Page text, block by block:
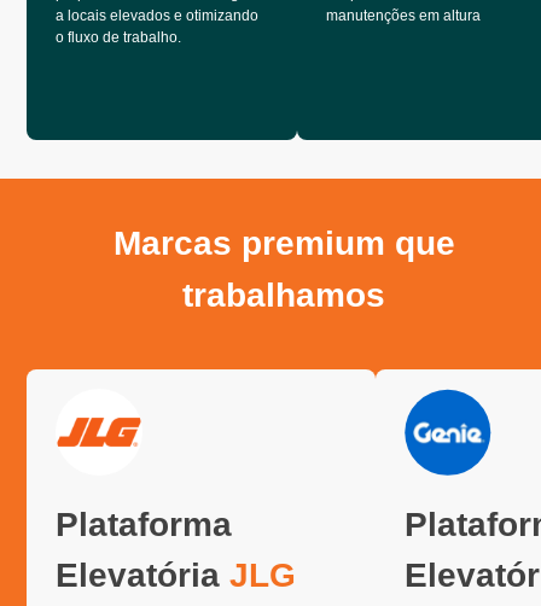
a locais elevados e otimizando
o fluxo de trabalho.
manutenções em altura
Marcas premium que
trabalhamos
Plataforma
ElevatóriaJLG